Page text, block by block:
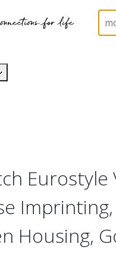
Terminal Blocks and
Eurostyle
Housing,